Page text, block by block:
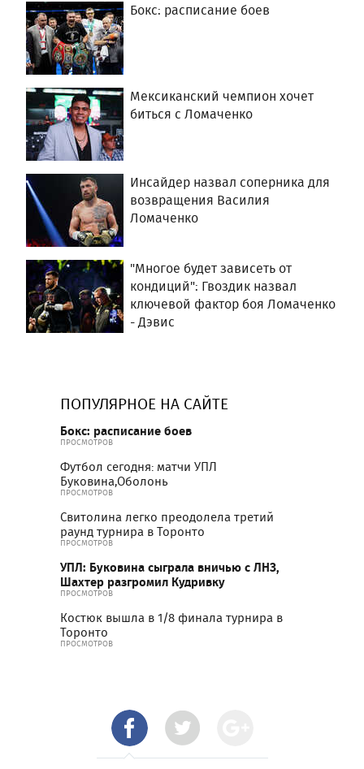
Бокс: расписание боев
Мексиканский чемпион хочет
биться с Ломаченко
Инсайдер назвал соперника для
возвращения Василия
Ломаченко
"Многое будет зависеть от
кондиций": Гвоздик назвал
ключевой фактор боя Ломаченко
- Дэвис
ПОПУЛЯРНОЕ НА САЙТЕ
Бокс: расписание боев
ПРОСМОТРОВ
Футбол сегодня: матчи УПЛ
Буковина,Оболонь
ПРОСМОТРОВ
Свитолина легко преодолела третий
раунд турнира в Торонто
ПРОСМОТРОВ
УПЛ: Буковина сыграла вничью с ЛНЗ,
Шахтер разгромил Кудривку
ПРОСМОТРОВ
Костюк вышла в 1/8 финала турнира в
Торонто
ПРОСМОТРОВ